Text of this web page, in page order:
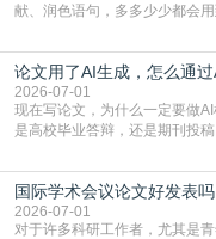
献、润色语句，多多少少都会
须加做AI查重。很多人分不清
通查重查的是你的文字和已公
的内容里，有多少是AI生成的，
论文用了AI生成，怎么通
2026-07-01
现在写论文，为什么一定要做
是高校毕业答辩，还是期刊投
要求修改，还差点被判定学术
刊，都已经明确出台了相关规
注，未标注的AI生成内容会被认
国际学术会议论文好发表吗
2026-07-01
对于许多科研工作者，尤其是